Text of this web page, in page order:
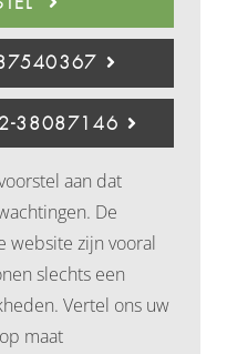
38087146
aan dat
De
website zijn vooral
slechts een
Vertel ons uw
maat